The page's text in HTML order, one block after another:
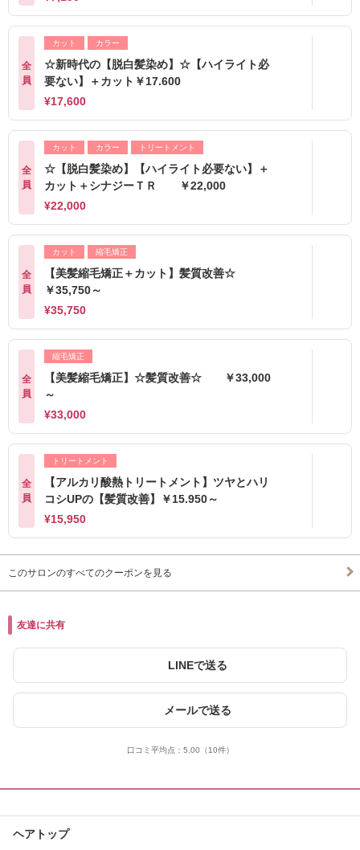
全
員
カット カラー
☆新時代の【脱白髪染め】☆【ハイライト必
要ない】＋カット￥17.600
¥17,600
全
員
カット カラー トリートメント
☆【脱白髪染め】【ハイライト必要ない】＋
カット＋シナジーＴＲ ￥22,000
¥22,000
全
員
カット 縮毛矯正
【美髪縮毛矯正＋カット】髪質改善☆
￥35,750～
¥35,750
全
員
縮毛矯正
【美髪縮毛矯正】☆髪質改善☆ ￥33,000
～
¥33,000
全
員
トリートメント
【アルカリ酸熱トリートメント】ツヤとハリ
コシUPの【髪質改善】￥15.950～
¥15,950
このサロンのすべてのクーポンを見る
友達に共有
LINEで送る
メールで送る
口コミ平均点： 5.00 （10件）
ヘアトップ